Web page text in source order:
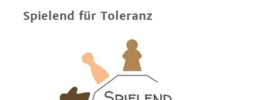
Spielend für Toleranz